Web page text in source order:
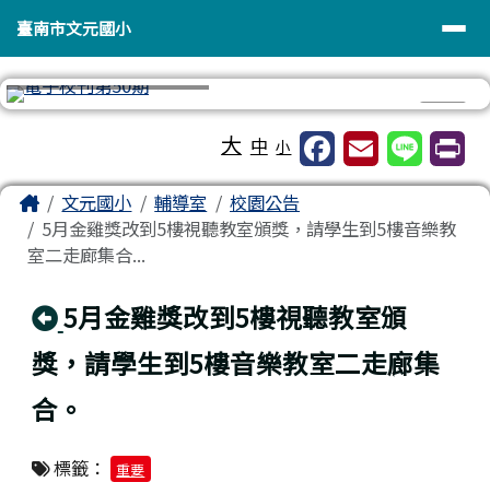
臺南市文元國小
導覽列
臺南市文元國小
大 中 小
主內容區域
Home文元國小 輔導室
校園公告
5月金雞獎改到5樓視聽教室頒獎，請學生到5樓音樂教
室二走廊集合...
回上頁
5月金雞獎改到5樓視聽教室頒
獎，請學生到5樓音樂教室二走廊集
合。
標籤： 重要
頁尾區域